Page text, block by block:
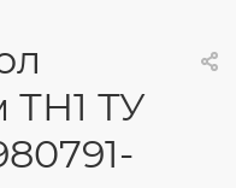
ТН1 ТУ